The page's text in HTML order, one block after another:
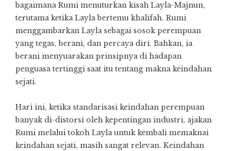
bagaimana Rumi menuturkan kisah Layla-Majnun,
terutama ketika Layla bertemu khalifah. Rumi
menggambarkan Layla sebagai sosok perempuan
yang tegas, berani, dan percaya diri. Bahkan, ia
berani menyuarakan prinsipnya di hadapan
penguasa tertinggi saat itu tentang makna keindahan
sejati.
Hari ini, ketika standarisasi keindahan perempuan
banyak di-distorsi oleh kepentingan industri, ajakan
Rumi melalui tokoh Layla untuk kembali memaknai
keindahan sejati, masih sangat relevan. Keindahan